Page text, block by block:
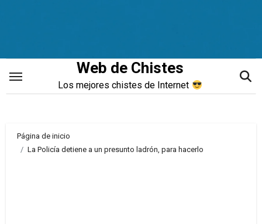
Web de Chistes
Los mejores chistes de Internet
Página de inicio
La Policía detiene a un presunto ladrón, para hacerlo